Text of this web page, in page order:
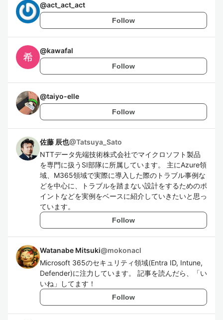
@act_act_act
Follow
@kawafal
Follow
@taiyo-elle
Follow
佐藤 辰也@Tatsuya_Sato
NTTデータ先端技術株式会社でマイクロソフト製品
を専門に扱うSI部隊に所属しています。 主にAzure領
域、M365領域で実際に導入した際のトラブル事例な
どを中心に、トラブルを踏まない設計をするためのポ
イントなどを実例をベースに紹介していきたいと思っ
ています。
Follow
Watanabe Mitsuki@mokonacl
Microsoft 365のセキュリティ領域(Entra ID, Intune,
Defender)に注力しています。 記事を読んだら、「い
いね」してます！
Follow